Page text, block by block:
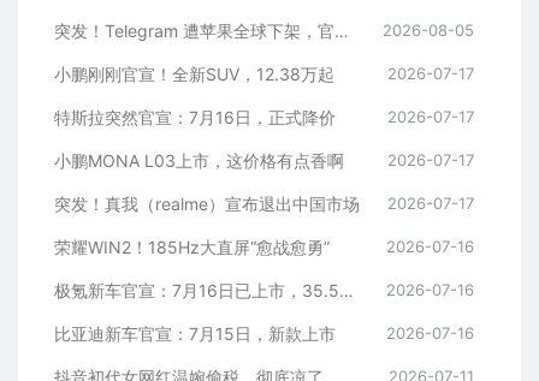
突发！Telegram 遭苹果全球下架，官方回应 2026-08-05
小鹏刚刚官宣！全新SUV，12.38万起 2026-07-17
特斯拉突然官宣：7月16日，正式降价 2026-07-17
小鹏MONA L03上市，这价格有点香啊 2026-07-17
突发！真我（realme）宣布退出中国市场 2026-07-17
荣耀WIN2！185Hz大直屏“愈战愈勇” 2026-07-16
极氪新车官宣：7月16日已上市，35.5万元起 2026-07-16
比亚迪新车官宣：7月15日，新款上市 2026-07-16
抖音初代女网红温婉偷税，彻底凉了 2026-07-11